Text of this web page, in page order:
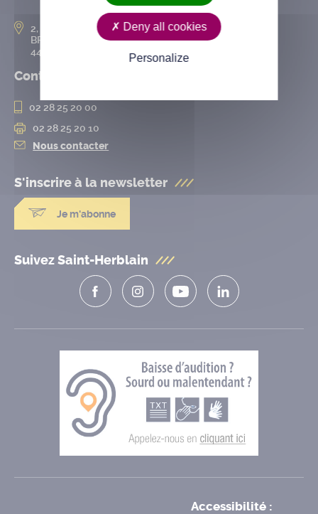
2, rue de l’Hôtel-de-Ville
BP 50167
44802 Saint-Herblain cedex
Contact
02 28 25 20 00
02 28 25 20 10
Nous contacter
S'inscrire à la newsletter
Je m'abonne
Suivez Saint-Herblain
Accessibilité :
Deny all cookies
Personalize